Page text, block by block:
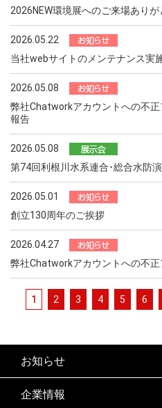
2026NEW環境展へのご来場あり
2026.05.22
当社webサイトのメンテナンス実
2026.05.08
弊社Chatworkアカウントへの不
報告
2026.05.08
第74回利根川水系連合･総合水防
2026.05.01
創立130周年のご挨拶
2026.04.27
弊社Chatworkアカウントへの不
1 2 3 4 5 6
お知らせ
企業情報